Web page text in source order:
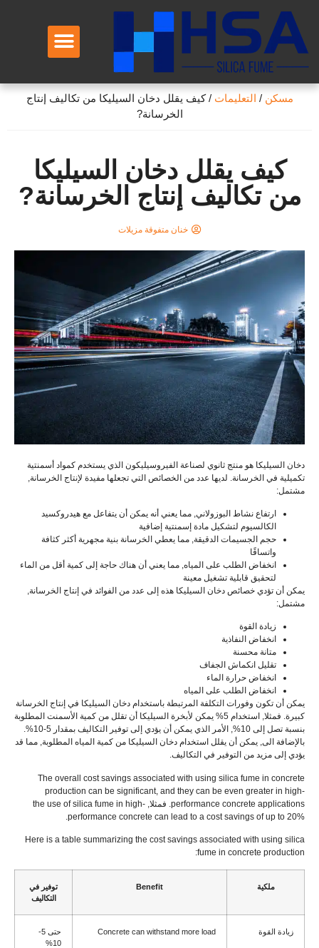
مسكن / التعليمات /كيف يقلل دخان السيليكا من تكاليف إنتاج
الخرسانة?
كيف يقلل دخان السيليكا
من تكاليف إنتاج الخرسانة?
خنان متفوقة مزيلات
دخان السيليكا هو منتج ثانوي لصناعة الفيروسيليكون الذي يستخدم كمواد أسمنتية
تكميلية في الخرسانة. لديها عدد من الخصائص التي تجعلها مفيدة لإنتاج الخرسانة,
مشتمل:
ارتفاع نشاط البوزولاني, مما يعني أنه يمكن أن يتفاعل مع هيدروكسيد
الكالسيوم لتشكيل مادة إسمنتية إضافية
حجم الجسيمات الدقيقة, مما يعطي الخرسانة بنية مجهرية أكثر كثافة
واتساقًا
انخفاض الطلب على المياه, مما يعني أن هناك حاجة إلى كمية أقل من الماء
لتحقيق قابلية تشغيل معينة
يمكن أن تؤدي خصائص دخان السيليكا هذه إلى عدد من الفوائد في إنتاج الخرسانة,
مشتمل:
زيادة القوة
انخفاض النفاذية
متانة محسنة
تقليل انكماش الجفاف
انخفاض حرارة الماء
انخفاض الطلب على المياه
يمكن أن تكون وفورات التكلفة المرتبطة باستخدام دخان السيليكا في إنتاج الخرسانة
كبيرة. فمثلا, استخدام 5% يمكن لأبخرة السيليكا أن تقلل من كمية الأسمنت المطلوبة
بنسبة تصل إلى 10%, الأمر الذي يمكن أن يؤدي إلى توفير التكاليف بمقدار 5-10%.
بالإضافة الى, يمكن أن يقلل استخدام دخان السيليكا من كمية المياه المطلوبة, مما قد
يؤدي إلى مزيد من التوفير في التكاليف.
The overall cost savings associated with using silica fume in concrete
production can be significant, and they can be even greater in high-
performance concrete applications. فمثلا, the use of silica fume in high-
performance concrete can lead to a cost savings of up to 20%.
Here is a table summarizing the cost savings associated with using silica
fume in concrete production
:
ملكية Benefit
توفير في
التكاليف
زيادة القوة Concrete can withstand more load
حتى 5-
10%